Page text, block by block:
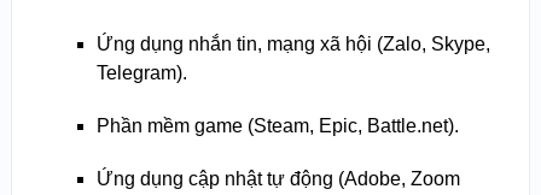
Ứng dụng nhắn tin, mạng xã hội (Zalo, Skype,
Telegram).
Phần mềm game (Steam, Epic, Battle.net).
Ứng dụng cập nhật tự động (Adobe, Zoom